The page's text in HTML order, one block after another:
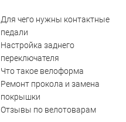
Для чего нужны контактные
педали
Настройка заднего
переключателя
Что такое велоформа
Ремонт прокола и замена
покрышки
Отзывы по велотоварам